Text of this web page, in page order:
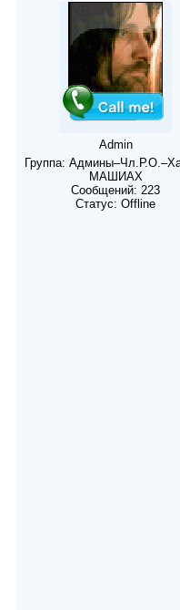
Admin
Группа:
МАШИАХ
Сообщений: 223
Статус: Offline